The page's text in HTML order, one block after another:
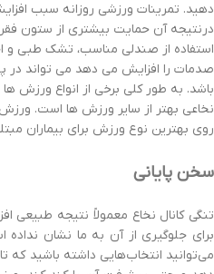
دهید. تمرینات ورزشی روزانه سبب
درنتیجه آن حمایت بیشتری از ستون
استفاده از صندلی مناسب، تشک طبی و
صدمات را افزایش می دهد می تواند در
باشد. به طور کلی برخی از انواع ورزش ها
نخاعی بهتر از سایر ورزش ها است. ورزش
روی بهترین نوع ورزش برای بیماران
سخن پایانی
تنگی کانال نخاع معمولاً نتیجه
برای جلوگیری از آن به ما نشان نداده
می‌توانید انتخاب‌هایی داشته باشید که